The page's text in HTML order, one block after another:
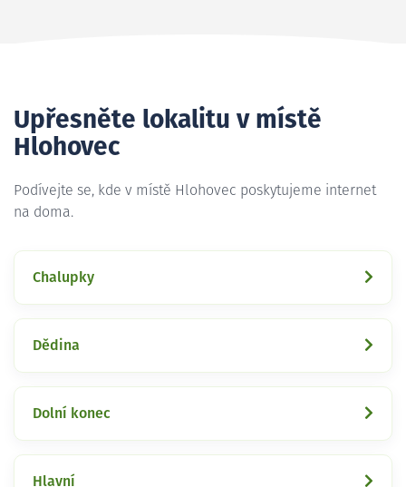
Upřesněte lokalitu v místě
Hlohovec
Podívejte se, kde v místě Hlohovec poskytujeme internet
na doma.
Chalupky
Dědina
Dolní konec
Hlavní